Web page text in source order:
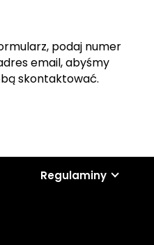
podaj numer
email, abyśmy
skontaktować.
Regulaminy